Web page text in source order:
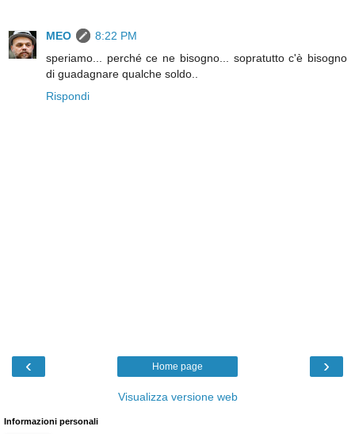
MEO
8:22 PM
speriamo... perché ce ne bisogno... sopratutto c'è bisogno
di guadagnare qualche soldo..
Rispondi
‹ ›
Home page
Visualizza versione web
Informazioni personali